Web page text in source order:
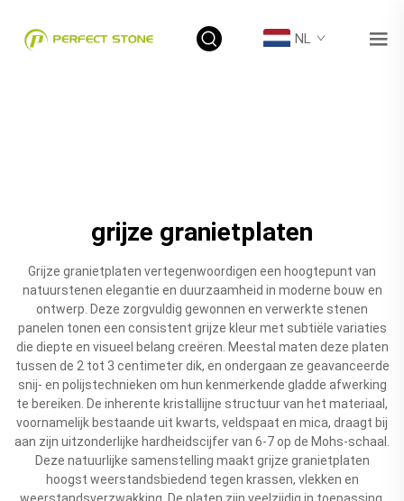
NL
grijze granietplaten
Grijze granietplaten vertegenwoordigen een hoogtepunt van
natuurstenen elegantie en duurzaamheid in moderne bouw en
ontwerp. Deze zorgvuldig gewonnen en verwerkte stenen
panelen tonen een consistent grijze kleur met subtiële variaties
die diepte en visueel belang creëren. Meestal maten deze platen
tussen de 2 tot 3 centimeter dik, en ondergaan ze geavanceerde
snij- en polijstechnieken om hun kenmerkende gladde afwerking
te bereiken. De inherente kristallijne structuur van het materiaal,
voornamelijk bestaande uit kwarts, veldspaat en mica, draagt bij
aan zijn uitzonderlijke hardheidscijfer van 6-7 op de Mohs-schaal.
Deze natuurlijke samenstelling maakt grijze granietplaten
hoogst weerstandsbiedend tegen krassen, vlekken en